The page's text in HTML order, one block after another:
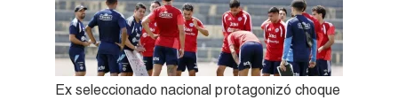
Ex seleccionado nacional protagonizó choque